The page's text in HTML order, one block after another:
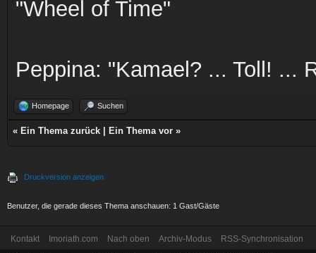
"Wheel of Time"
Peppina: "Kamael? ... Toll! ...
Homepage Suchen
« Ein Thema zurück Ein Thema vor »
Druckversion anzeigen
Benutzer, die gerade dieses Thema anschauen: 1 Gast/Gäste
Kontakt Imoriath.com Nach oben Archiv-Modus RSS-Synchronisation